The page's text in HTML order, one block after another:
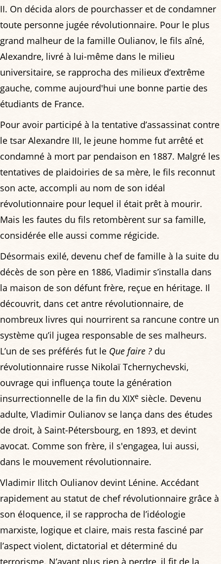
II. On décida alors de pourchasser et de condamner
toute personne jugée révolutionnaire. Pour le plus
grand malheur de la famille Oulianov, le fils aîné,
Alexandre, livré à lui-même dans le milieu
universitaire, se rapprocha des milieux d’extrême
gauche, comme aujourd'hui une bonne partie des
étudiants de France.
Pour avoir participé à la tentative d’assassinat contre
le tsar Alexandre III, le jeune homme fut arrêté et
condamné à mort par pendaison en 1887. Malgré les
tentatives de plaidoiries de sa mère, le fils reconnut
son acte, accompli au nom de son idéal
révolutionnaire pour lequel il était prêt à mourir.
Mais les fautes du fils retombèrent sur sa famille,
considérée elle aussi comme régicide.
Désormais exilé, devenu chef de famille à la suite du
décès de son père en 1886, Vladimir s’installa dans
la maison de son défunt frère, reçue en héritage. Il
découvrit, dans cet antre révolutionnaire, de
nombreux livres qui nourrirent sa rancune contre un
système qu’il jugea responsable de ses malheurs.
L’un de ses préférés fut le Que faire ? du
révolutionnaire russe Nikolaï Tchernychevski,
ouvrage qui influença toute la génération
insurrectionnelle de la fin du XIXe siècle. Devenu
adulte, Vladimir Oulianov se lança dans des études
de droit, à Saint-Pétersbourg, en 1893, et devint
avocat. Comme son frère, il s'engagea, lui aussi,
dans le mouvement révolutionnaire.
Vladimir Ilitch Oulianov devint Lénine. Accédant
rapidement au statut de chef révolutionnaire grâce à
son éloquence, il se rapprocha de l’idéologie
marxiste, logique et claire, mais resta fasciné par
l’aspect violent, dictatorial et déterminé du